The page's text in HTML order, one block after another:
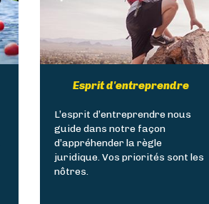
Esprit d'entreprendre
L’esprit d’entreprendre nous
guide dans notre façon
d’appréhender la règle
juridique. Vos priorités sont les
nôtres.